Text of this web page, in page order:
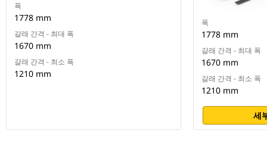
폭
1778 mm
갈래 간격 - 최대 폭
1670 mm
갈래 간격 - 최소 폭
1210 mm
폭
1778 mm
갈래 간격 - 최대 폭
1670 mm
갈래 간격 - 최소 폭
1210 mm
세